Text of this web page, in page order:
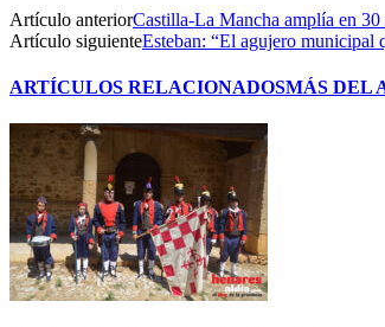
Artículo anteriorCastilla-La Mancha amplía en
Artículo siguienteEsteban: “El agujero municipal
ARTÍCULOS RELACIONADOSMÁS DEL